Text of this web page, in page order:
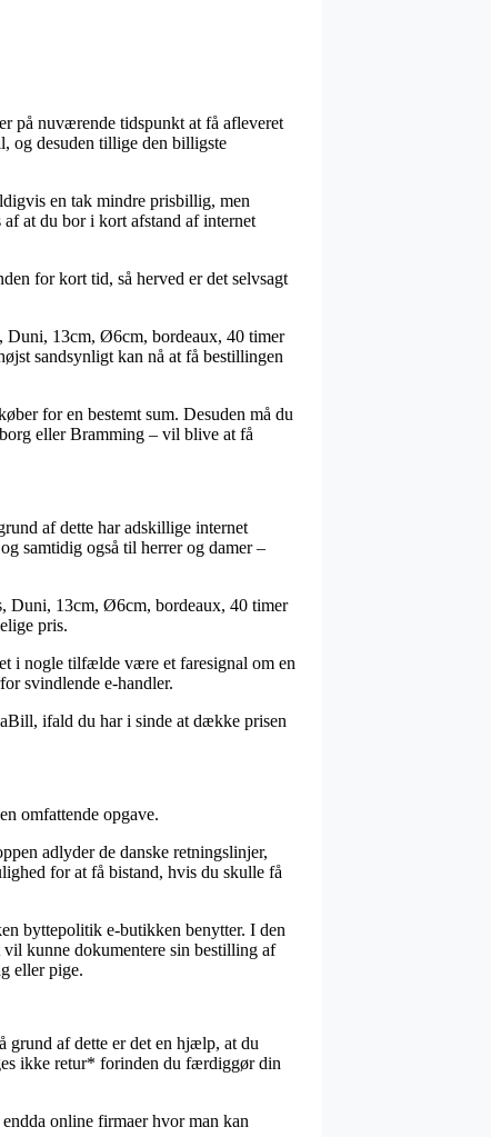
på nuværende tidspunkt at få afleveret
og desuden tillige den billigste
en tak mindre prisbillig, men
at du bor i kort afstand af internet
for kort tid, så herved er det selvsagt
Duni, 13cm, Ø6cm, bordeaux, 40 timer
sandsynligt kan nå at få bestillingen
for en bestemt sum. Desuden må du
eller Bramming – vil blive at få
af dette har adskillige internet
samtidig også til herrer og damer –
Duni, 13cm, Ø6cm, bordeaux, 40 timer
pris.
i nogle tilfælde være et faresignal om en
svindlende e-handler.
ifald du har i sinde at dække prisen
omfattende opgave.
adlyder de danske retningslinjer,
for at få bistand, hvis du skulle få
byttepolitik e-butikken benytter. I den
vil kunne dokumentere sin bestilling af
eller pige.
grund af dette er det en hjælp, at du
ikke retur* forinden du færdiggør din
online firmaer hvor man kan